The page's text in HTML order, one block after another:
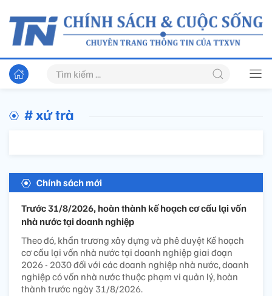
# xứ trà
Chính sách mới
Trước 31/8/2026, hoàn thành kế hoạch cơ cấu lại vốn
nhà nước tại doanh nghiệp
Theo đó, khẩn trương xây dựng và phê duyệt Kế hoạch
cơ cấu lại vốn nhà nước tại doanh nghiệp giai đoạn
2026 - 2030 đối với các doanh nghiệp nhà nước, doanh
nghiệp có vốn nhà nước thuộc phạm vi quản lý, hoàn
thành trước ngày 31/8/2026.